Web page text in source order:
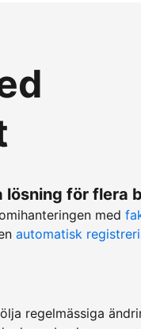
lösning för flera
med
automatisk
regelmässiga